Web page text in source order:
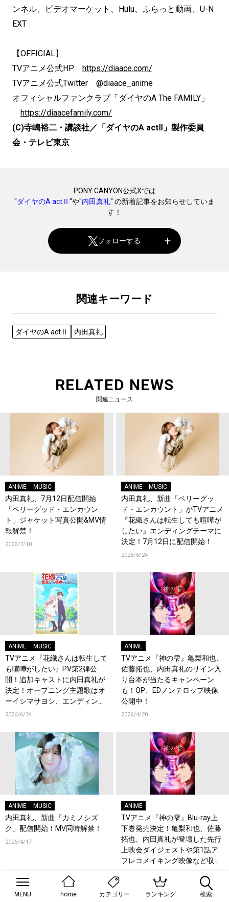
ンネル、ビデオマーケット、Hulu、ふらっと動画、U-N
EXT
【OFFICIAL】
TVアニメ公式HP https://diaace.com/
TVアニメ公式Twitter @diaace_anime
オフィシャルファンクラブ「ダイヤのA The FAMILY」
https://diaacefamily.com/
(C)寺嶋裕二・講談社／「ダイヤのA actⅡ」製作委員
会・テレビ東京
PONY CANYON公式Xでは
"ダイヤのA actⅡ "や"内田真礼" の新着記事をお知らせしていま
す！
フォローする
関連キーワード
ダイヤのA actⅡ 内田真礼
RELATED NEWS
関連ニュース
ANIME MUSIC
内田真礼、7月12日配信開始
「ベリーグッド・エンカウン
ト」ジャケット写真公開&MV情
報解禁！
2026/7/10
ANIME MUSIC
内田真礼、新曲「ベリーグッ
ド・エンカウント」がTVアニメ
『花織さんは転生しても喧嘩が
したい』エンディングテーマに
決定！7月12日に配信開始！
2026/6/24
ANIME MUSIC
TVアニメ『花織さんは転生して
も喧嘩がしたい』PV第2弾公
開！追加キャストに内田真礼が
決定！オープニング主題歌はオ
ーイシマサヨシ、エンディング
主題歌は内田真礼が担当！
2026/6/24
ANIME
TVアニメ『神の雫』亀梨和也、
佐藤拓也、内田真礼のサイン入
り台本が当たるキャンペーン
も！OP、EDノンテロップ映像
公開中！
2026/4/20
ANIME MUSIC
内田真礼、新曲「カミノシズ
ク」配信開始！MV同時解禁！
2026/4/17
ANIME
TVアニメ『神の雫』Blu-ray上
下巻発売決定！亀梨和也、佐藤
拓也、内田真礼が登壇した先行
上映会ダイジェストや第1話ア
フレコメイキング映像など収録
MENU home カテゴリー ランキング 検索